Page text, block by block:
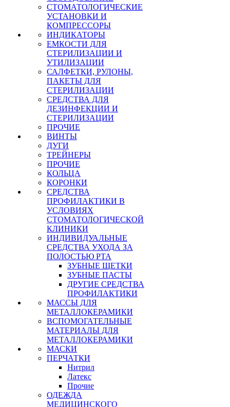
СТОМАТОЛОГИЧЕСКИЕ
УСТАНОВКИ И
КОМПРЕССОРЫ
ИНДИКАТОРЫ
ЕМКОСТИ ДЛЯ
СТЕРИЛИЗАЦИИ И
УТИЛИЗАЦИИ
САЛФЕТКИ, РУЛОНЫ,
ПАКЕТЫ ДЛЯ
СТЕРИЛИЗАЦИИ
СРЕДСТВА ДЛЯ
ДЕЗИНФЕКЦИИ И
СТЕРИЛИЗАЦИИ
ПРОЧИЕ
ВИНТЫ
ДУГИ
ТРЕЙНЕРЫ
ПРОЧИЕ
КОЛЬЦА
КОРОНКИ
СРЕДСТВА
ПРОФИЛАКТИКИ В
УСЛОВИЯХ
СТОМАТОЛОГИЧЕСКОЙ
КЛИНИКИ
ИНДИВИДУАЛЬНЫЕ
СРЕДСТВА УХОДА ЗА
ПОЛОСТЬЮ РТА
ЗУБНЫЕ ЩЕТКИ
ЗУБНЫЕ ПАСТЫ
ДРУГИЕ СРЕДСТВА
ПРОФИЛАКТИКИ
МАССЫ ДЛЯ
МЕТАЛЛОКЕРАМИКИ
ВСПОМОГАТЕЛЬНЫЕ
МАТЕРИАЛЫ ДЛЯ
МЕТАЛЛОКЕРАМИКИ
МАСКИ
ПЕРЧАТКИ
Нитрил
Латекс
Прочие
ОДЕЖДА
МЕДИЦИНСКОГО